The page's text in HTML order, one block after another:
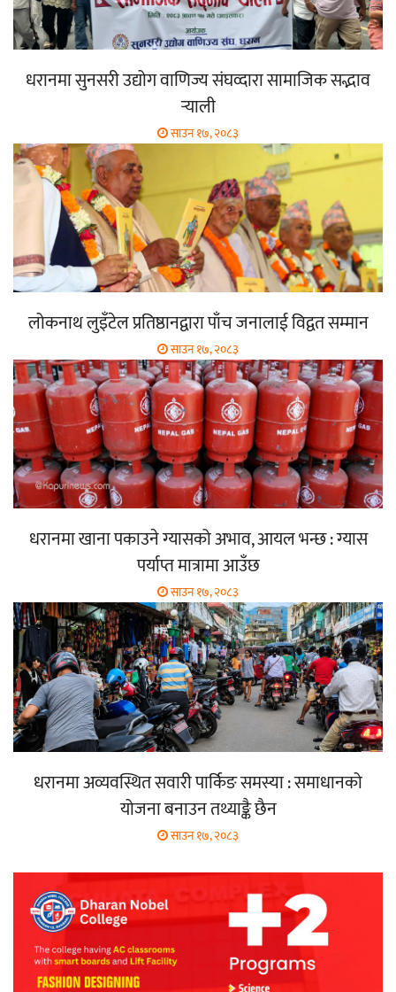
धरानमा सुनसरी उद्योग वाणिज्य संघव्दारा सामाजिक सद्भाव
र्‍याली
साउन १७, २०८३
लोकनाथ लुइँटेल प्रतिष्ठानद्वारा पाँच जनालाई विद्वत सम्मान
साउन १७, २०८३
धरानमा खाना पकाउने ग्यासको अभाव, आयल भन्छ : ग्यास
पर्याप्त मात्रामा आउँछ
साउन १७, २०८३
धरानमा अव्यवस्थित सवारी पार्किङ समस्या : समाधानको
योजना बनाउन तथ्याङ्कै छैन
साउन १७, २०८३